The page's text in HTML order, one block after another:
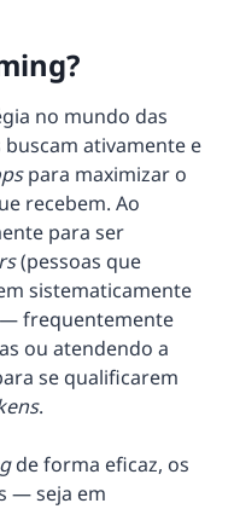
no mundo das
ativamente e
para maximizar o
recebem. Ao
para ser
(pessoas que
sistematicamente
frequentemente
ou atendendo a
se qualificarem
.
de forma eficaz, os
— seja em